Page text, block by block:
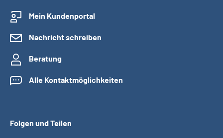
Mein Kundenportal
Nachricht schreiben
Beratung
Alle Kontaktmöglichkeiten
Folgen und Teilen